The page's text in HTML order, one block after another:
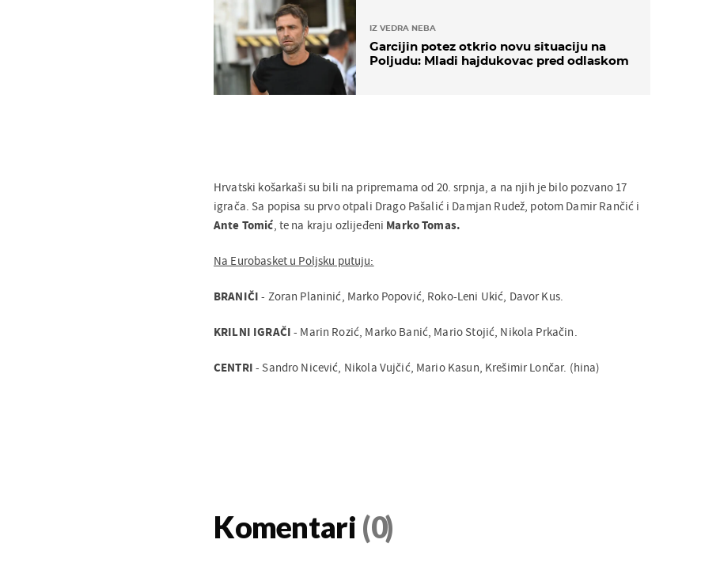
IZ VEDRA NEBA
Garcijin potez otkrio novu situaciju na
Poljudu: Mladi hajdukovac pred odlaskom
Hrvatski košarkaši su bili na pripremama od 20. srpnja, a na njih je bilo pozvano 17
igrača. Sa popisa su prvo otpali Drago Pašalić i Damjan Rudež, potom Damir Rančić i
Ante Tomić, te na kraju ozlijeđeni Marko Tomas.
Na Eurobasket u Poljsku putuju:
BRANIČI - Zoran Planinić, Marko Popović, Roko-Leni Ukić, Davor Kus.
KRILNI IGRAČI - Marin Rozić, Marko Banić, Mario Stojić, Nikola Prkačin.
CENTRI - Sandro Nicević, Nikola Vujčić, Mario Kasun, Krešimir Lončar. (hina)
Komentari (0)